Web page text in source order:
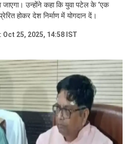
उन्होंने कहा कि युवा पटेल के ‘एक
होकर देश निर्माण में योगदान दें।​
Oct 25, 2025, 14:58 IST